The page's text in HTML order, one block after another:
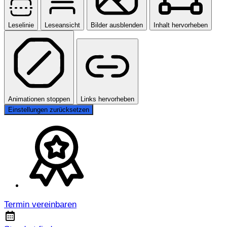
Leselinie Leseansicht Bilder ausblenden Inhalt hervorheben
Animationen stoppen
Links hervorheben
Einstellungen zurücksetzen
Termin vereinbaren